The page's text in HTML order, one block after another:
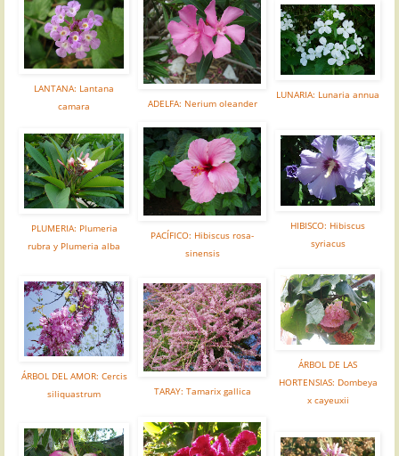
LANTANA: Lantana
camara
ADELFA: Nerium oleander
LUNARIA: Lunaria annua
PLUMERIA: Plumeria
rubra y Plumeria alba
PACÍFICO: Hibiscus rosa-
sinensis
HIBISCO: Hibiscus
syriacus
ÁRBOL DEL AMOR: Cercis
siliquastrum
TARAY: Tamarix gallica
ÁRBOL DE LAS
HORTENSIAS: Dombeya
x cayeuxii